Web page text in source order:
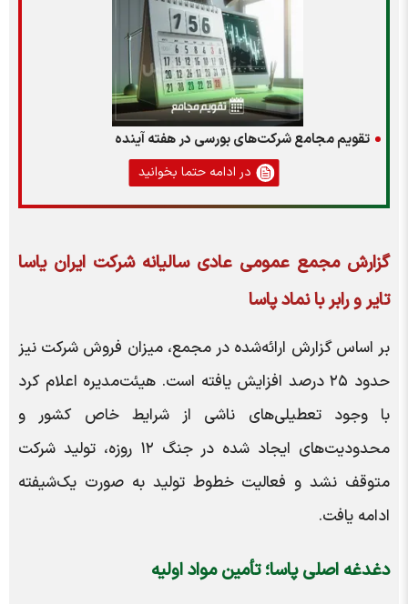
تقویم مجامع شرکت‌های بورسی در هفته آینده
در ادامه حتما بخوانید
گزارش مجمع عمومی عادی سالیانه شرکت ایران یاسا
تایر و رابر با نماد پاسا
بر اساس گزارش ارائه‌شده در مجمع، میزان فروش شرکت نیز
حدود ۲۵ درصد افزایش یافته است. هیئت‌مدیره اعلام کرد
با وجود تعطیلی‌های ناشی از شرایط خاص کشور و
محدودیت‌های ایجاد شده در جنگ ۱۲ روزه، تولید شرکت
متوقف نشد و فعالیت خطوط تولید به صورت یک‌شیفته
ادامه یافت.
دغدغه اصلی پاسا؛ تأمین مواد اولیه